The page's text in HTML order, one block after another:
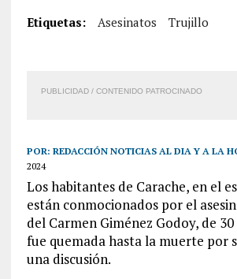
Etiquetas: Asesinatos Trujillo
PUBLICIDAD / CONTENIDO PATROCINADO
POR: REDACCIÓN NOTICIAS AL DIA Y A LA
2024
Los habitantes de Carache, en el
están conmocionados por el
del Carmen Giménez Godoy, de
fue quemada hasta la muerte por
una discusión.